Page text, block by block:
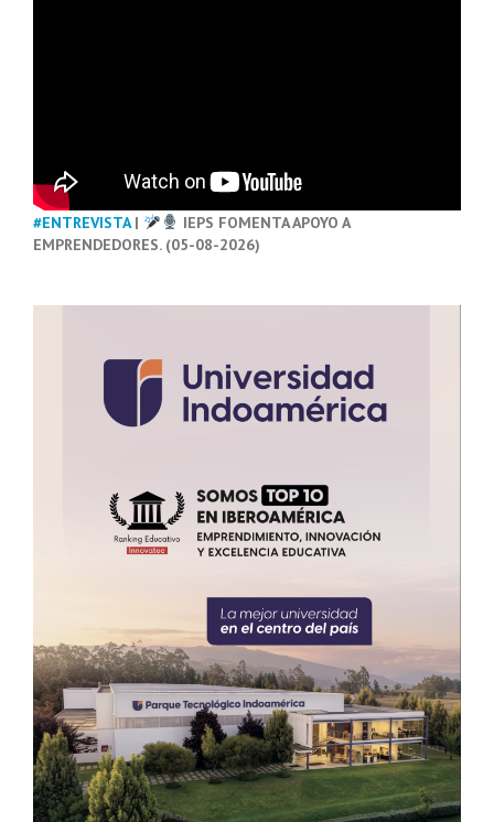
#ENTREVISTA|
IEPS FOMENTA APOYO A
EMPRENDEDORES. (05-08-2026)